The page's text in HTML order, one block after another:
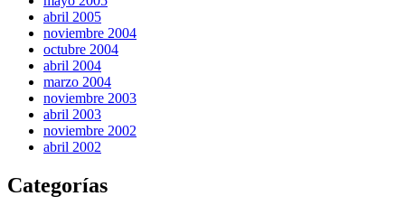
abril 2005
noviembre 2004
octubre 2004
abril 2004
marzo 2004
noviembre 2003
abril 2003
noviembre 2002
abril 2002
Categorías